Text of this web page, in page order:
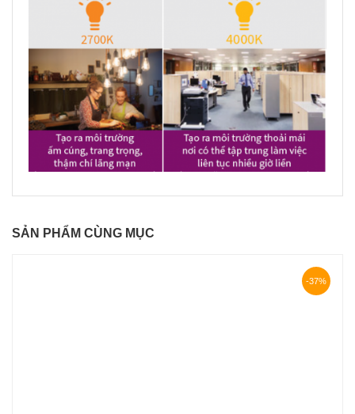
SẢN PHẨM CÙNG MỤC
-37%